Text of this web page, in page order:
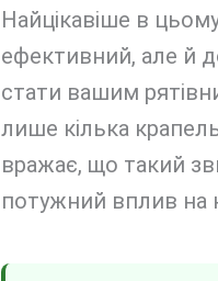
Найцікавіше в
ефективний, але й
стати вашим
лише кілька
вражає, що такий
потужний вплив на